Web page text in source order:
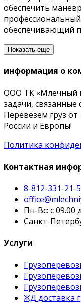
обеспечить
обеспечивающий
Показать еще
информация о
ООО ТК «Млечный
задачи, связанные
Перевезем груз
России и Европы!
Политика
Контактная
8-812-331-21-
Пн-Вс: с 09.00
Санкт-
Услуги
ЖД доставка